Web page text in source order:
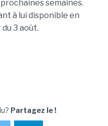
semaines.
à lui disponible en
3 août.
Partagez le !